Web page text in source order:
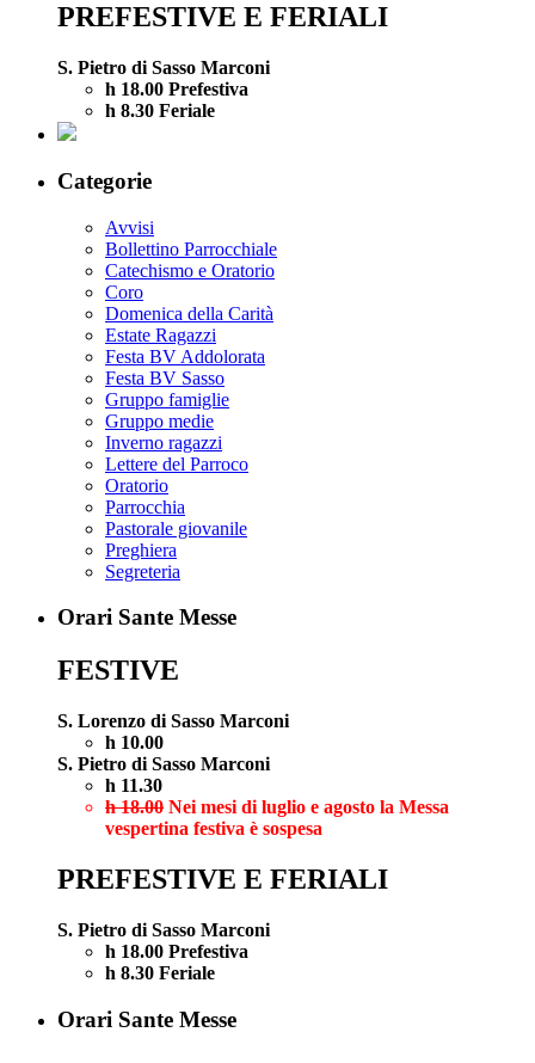
PREFESTIVE E FERIALI
S. Pietro di Sasso Marconi
h 18.00 Prefestiva
h 8.30 Feriale
Categorie
Avvisi
Bollettino Parrocchiale
Catechismo e Oratorio
Coro
Domenica della Carità
Estate Ragazzi
Festa BV Addolorata
Festa BV Sasso
Gruppo famiglie
Gruppo medie
Inverno ragazzi
Lettere del Parroco
Oratorio
Parrocchia
Pastorale giovanile
Preghiera
Segreteria
Orari Sante Messe
FESTIVE
S. Lorenzo di Sasso Marconi
h 10.00
S. Pietro di Sasso Marconi
h 11.30
h 18.00 Nei mesi di luglio e agosto la Messa
vespertina festiva è sospesa
PREFESTIVE E FERIALI
S. Pietro di Sasso Marconi
h 18.00 Prefestiva
h 8.30 Feriale
Orari Sante Messe